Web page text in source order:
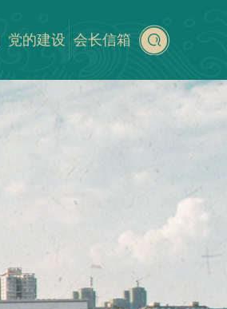
党的建设 会长信箱